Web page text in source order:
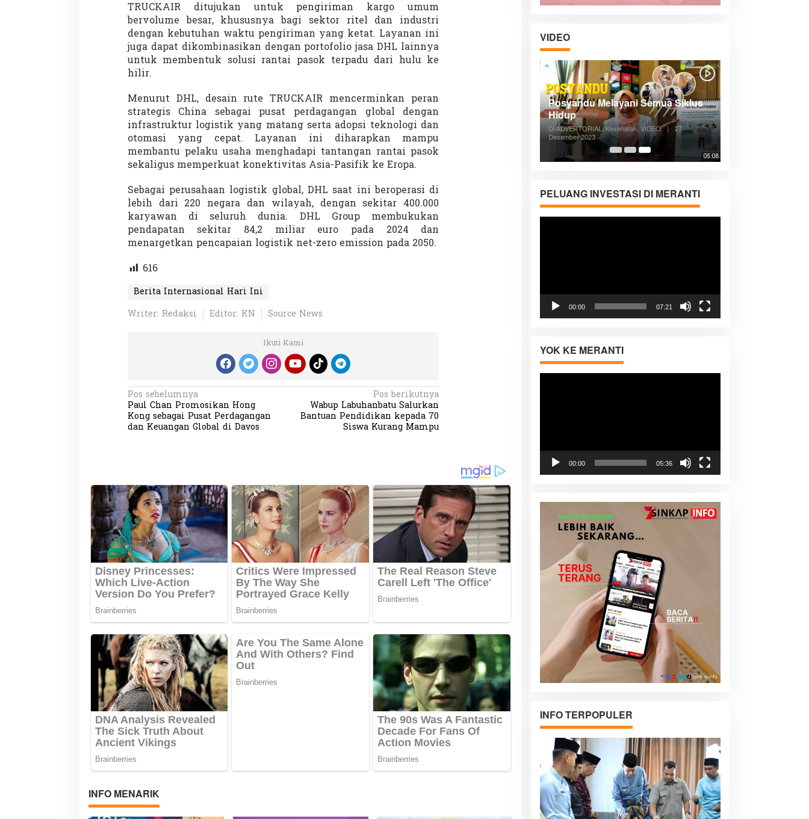
TRUCKAIR ditujukan untuk pengiriman kargo umum
bervolume besar, khususnya bagi sektor ritel dan industri
dengan kebutuhan waktu pengiriman yang ketat. Layanan ini
juga dapat dikombinasikan dengan portofolio jasa DHL lainnya
untuk membentuk solusi rantai pasok terpadu dari hulu ke
hilir.
Menurut DHL, desain rute TRUCKAIR mencerminkan peran
strategis China sebagai pusat perdagangan global dengan
infrastruktur logistik yang matang serta adopsi teknologi dan
otomasi yang cepat. Layanan ini diharapkan mampu
membantu pelaku usaha menghadapi tantangan rantai pasok
sekaligus memperkuat konektivitas Asia-Pasifik ke Eropa.
Sebagai perusahaan logistik global, DHL saat ini beroperasi di
lebih dari 220 negara dan wilayah, dengan sekitar 400.000
karyawan di seluruh dunia. DHL Group membukukan
pendapatan sekitar 84,2 miliar euro pada 2024 dan
menargetkan pencapaian logistik net-zero emission pada 2050.
616
Berita Internasional Hari Ini
Writer: Redaksi
Editor: KN Source News
Ikuti Kami
N
a
v
a
s
i
p
o
s
Pos sebelumnya
Paul Chan Promosikan Hong
Kong sebagai Pusat Perdagangan
dan Keuangan Global di Davos
Pos berikutnya
Wabup Labuhanbatu Salurkan
Bantuan Pendidikan kepada 70
Siswa Kurang Mampu
INFO MENARIK
VIDEO
Partisipasi Pemuda dalam
Pelayanan Sukarela Internasional
Diadakan di Nanjing
Di GLOBAL, VIDEO 18 Januari 2024
Eksplore Meranti – Yok ke Meranti
Di Budaya, NASIONAL, VIDEO, Wisata
2024
05:08
Posyandu Melayani Semua Siklus
Hidup
Di ADVERTORIAL, Kesehatan, VIDEO |
27
Desember 2023
PELUANG INVESTASI DI MERANTI
00:00 07:21
YOK KE MERANTI
00:00 05:36
INFO TERPOPULER